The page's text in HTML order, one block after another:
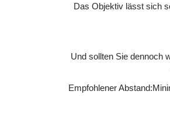
Das Objektiv lässt sich
Und sollten Sie dennoch
Empfohlener Abstand: